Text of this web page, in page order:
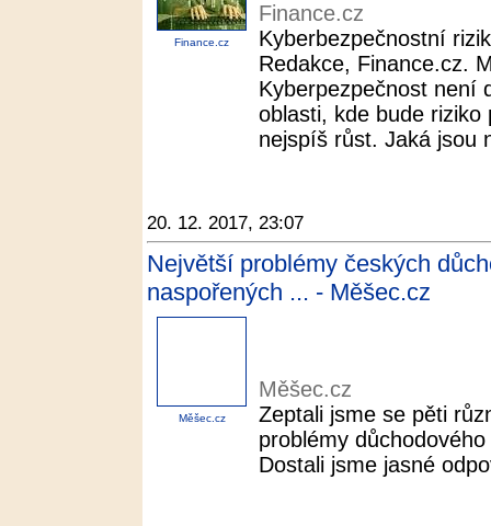
Finance.cz
Finance.cz
Kyberbezpečnostní
Redakce, Finance.cz.
Kyberpezpečnost není
oblasti, kde bude riziko
nejspíš růst. Jaká jsou
20. 12. 2017, 23:07
Největší problémy českých
naspořených ... - Měšec.cz
Měšec.cz
Měšec.cz
Zeptali jsme se pěti
problémy
Dostali jsme jasné